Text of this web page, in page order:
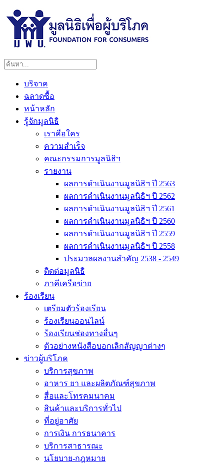
บริจาค
ฉลาดซื้อ
หน้าหลัก
รู้จักมูลนิธิ
เราคือใคร
ความสำเร็จ
คณะกรรมการมูลนิธิฯ
รายงาน
ผลการดำเนินงานมูลนิธิฯ ปี 2563
ผลการดำเนินงานมูลนิธิฯ ปี 2562
ผลการดำเนินงานมูลนิธิฯ ปี 2561
ผลการดำเนินงานมูลนิธิฯ ปี 2560
ผลการดำเนินงานมูลนิธิฯ ปี 2559
ผลการดำเนินงานมูลนิธิฯ ปี 2558
ประมวลผลงานสำคัญ 2538 - 2549
ติดต่อมูลนิธิ
ภาคีเครือข่าย
ร้องเรียน
เตรียมตัวร้องเรียน
ร้องเรียนออนไลน์
ร้องเรียนช่องทางอื่นๆ
ตัวอย่างหนังสือบอกเลิกสัญญาต่างๆ
ข่าวผู้บริโภค
บริการสุขภาพ
อาหาร ยา และผลิตภัณฑ์สุขภาพ
สื่อและโทรคมนาคม
สินค้าและบริการทั่วไป
ที่อยู่อาศัย
การเงิน การธนาคาร
บริการสาธารณะ
นโยบาย-กฎหมาย